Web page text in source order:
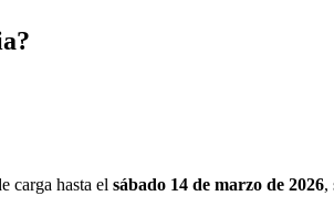
carga hasta el sábado 14 de marzo de 2026,